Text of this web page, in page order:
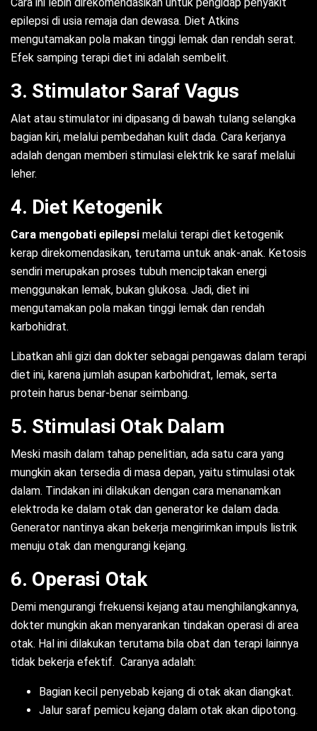
epilepsi di usia remaja dan dewasa. Diet Atkins
mengutamakan pola makan tinggi lemak dan rendah serat.
Efek samping terapi diet ini adalah sembelit.
3. Stimulator Saraf Vagus
Alat atau stimulator ini dipasang di bawah tulang selangka
bagian kiri, melalui pembedahan kulit dada. Cara kerjanya
adalah dengan memberi stimulasi elektrik ke saraf melalui
leher.
4. Diet Ketogenik
Cara mengobati epilepsi melalui terapi diet ketogenik
kerap direkomendasikan, terutama untuk anak-anak. Ketosis
sendiri merupakan proses tubuh menciptakan energi
menggunakan lemak, bukan glukosa. Jadi, diet ini
mengutamakan pola makan tinggi lemak dan rendah
karbohidrat.
Libatkan ahli gizi dan dokter sebagai pengawas dalam terapi
diet ini, karena jumlah asupan karbohidrat, lemak, serta
protein harus benar-benar seimbang.
5. Stimulasi Otak Dalam
Meski masih dalam tahap penelitian, ada satu cara yang
mungkin akan tersedia di masa depan, yaitu stimulasi otak
dalam. Tindakan ini dilakukan dengan cara menanamkan
elektroda ke dalam otak dan generator ke dalam dada.
Generator nantinya akan bekerja mengirimkan impuls listrik
menuju otak dan mengurangi kejang.
6. Operasi Otak
Demi mengurangi frekuensi kejang atau menghilangkannya,
dokter mungkin akan menyarankan tindakan operasi di area
otak. Hal ini dilakukan terutama bila obat dan terapi lainnya
tidak bekerja efektif. Caranya adalah:
Bagian kecil penyebab kejang di otak akan diangkat.
Jalur saraf pemicu kejang dalam otak akan dipotong.